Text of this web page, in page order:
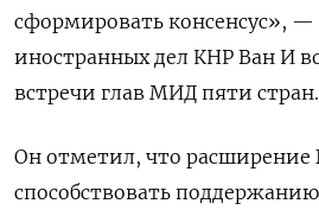
сформировать консенсус», —
иностранных дел КНР Ван И
встречи глав МИД пяти стран.
Он отметил, что расширение
способствовать